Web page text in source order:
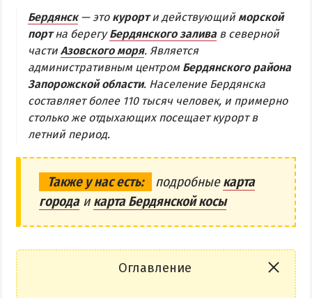
КАРТА БЕРДЯНСКА
Городская часть
Бердянская коса
БЕРДЯНСКАЯ КОСА
Ближняя коса
Средняя коса
Дальняя коса
Бердянск— это курорти действующий морской
портна берегуБердянского залива в северной
части Азовского моря. Является
административным центром Бердянского района
Запорожской области. Население Бердянска
составляет более 110 тысяч человек, и примерно
столько же отдыхающих посещает курорт в
летний период.
Также у нас есть: подробныекарта
городаикарта Бердянской косы
Оглавление